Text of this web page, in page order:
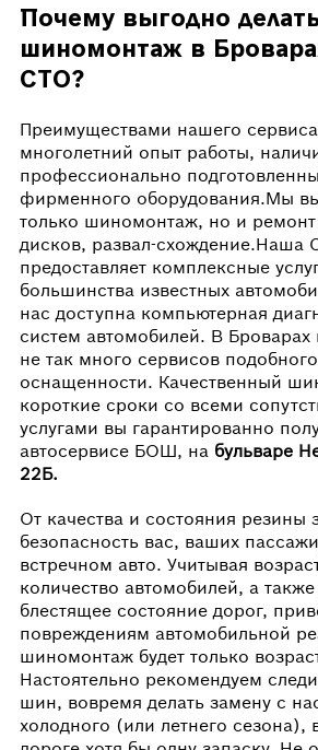
Почему выгодно
шиномонтаж в
СТО?
Преимуществами нашего сервиса
многолетний опыт работы,
профессионально
фирменного оборудования.Мы
только шиномонтаж, но и
дисков, развал-схождение.Наша
предоставляет комплексные
большинства известных
нас доступна компьютерная
систем автомобилей. В Броварах
не так много сервисов
оснащенности. Качественный
короткие сроки со всеми
услугами вы гарантированно
автосервисе БОШ, на бульваре
22Б.
От качества и состояния резины
безопасность вас, ваших
встречном авто. Учитывая
количество автомобилей, а
блестящее состояние дорог,
повреждениям автомобильной
шиномонтаж будет только
Настоятельно рекомендуем
шин, вовремя делать замену с
холодного (или летнего сезона),